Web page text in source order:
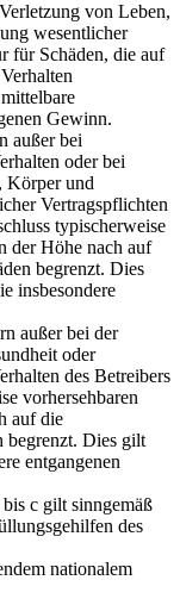
von Leben,
wesentlicher
für Schäden, die auf
Gewinn.
außer bei
oder bei
Körper und
Vertragspflichten
typischerweise
der Höhe nach auf
begrenzt. Dies
insbesondere
außer bei der
oder
des Betreibers
vorhersehbaren
auf die
begrenzt. Dies gilt
entgangenen
c gilt sinngemäß
des
nationalem